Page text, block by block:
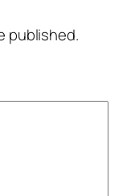
published.